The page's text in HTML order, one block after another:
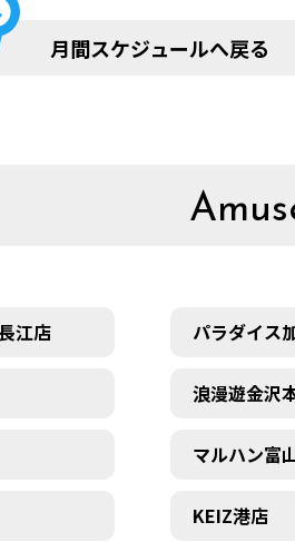
月間スケジュールへ戻る
江店 パラダイス
浪漫遊金沢
マルハン富
KEIZ港店